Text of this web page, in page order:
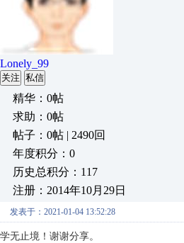
Lonely_99
关注 私信
精华：0帖
求助：0帖
帖子：0帖 | 2490回
年度积分：0
历史总积分：117
注册：2014年10月29日
发表于：2021-01-04 13:52:28
学无止境！谢谢分享。